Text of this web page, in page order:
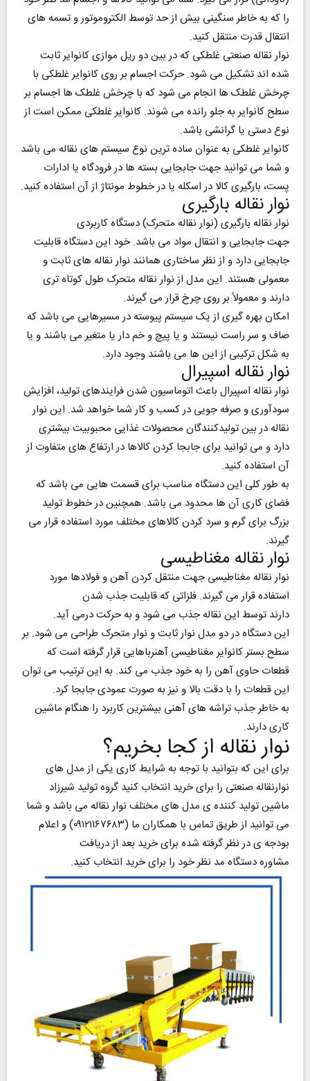
را که به خاطر سنگینی بیش از حد توسط الکتروموتور و تسمه های
انتقال قدرت منتقل کنید.
نوار نقاله صنعتی غلطکی که در بین دو ریل موازی کانوایر ثابت
شده اند تشکیل می شود. حرکت اجسام بر روی کانوایر غلطکی با
چرخش غلطک ها انجام می شود که با چرخش غلطک ها اجسام بر
سطح کانوایر به جلو رانده می‌ شوند. کانوایر غلطکی ممکن است از
نوع دستی یا گرانشی باشد.
کانوایر غلطکی به عنوان ساده ترین نوع سیستم های نقاله می باشد
و شما می توانید جهت جابجایی بسته ها در فرودگاه یا ادارات
پست، بارگیری کالا در اسکله یا در خطوط مونتاژ از آن استفاده کنید.
نوار نقاله بارگیری
نوار نقاله بارگیری (نوار نقاله متحرک) دستگاه کاربردی
جهت جابجایی و انتقال مواد می باشد. خود این دستگاه قابلیت
جابجایی دارد و از نظر ساختاری همانند نوار نقاله های ثابت و
معمولی هستند. این مدل از نوار نقاله متحرک طول کوتاه تری
دارند و معمولاً بر روی چرخ قرار می گیرند.
امکان بهره گیری از یک سیستم پیوسته در مسیرهایی می باشد که
صاف و سر راست نیستند و یا پیچ و خم دار یا متغیر می باشند و یا
به شکل ترکیبی از این ها می باشند وجود دارد.
نوار نقاله اسپیرال
نوار نقاله اسپیرال باعث اتوماسیون شدن فرایندهای تولید، افزایش
سودآوری و صرفه جویی در کسب و کار شما خواهد شد. این نوار
نقاله در بین تولیدکنندگان محصولات غذایی محبوبیت بیشتری
دارد و می توانید برای جابجا کردن کالاها در ارتفاع های متفاوت از
آن استفاده کنید.
به طور کلی این دستگاه مناسب برای قسمت هایی می باشد که
فضای کاری آن ها محدود می باشد. همچنین در خطوط تولید
بزرگ برای گرم و سرد کردن کالاهای مختلف مورد استفاده قرار می
گیرند.
نوار نقاله مغناطیسی
نوار نقاله مغناطیسی جهت منتقل کردن آهن و فولادها مورد
استفاده قرار می گیرند. فلزاتی که قابلیت جذب شدن
دارند توسط این نقاله جذب می شود و به حرکت درمی‌ آید.
این دستگاه در دو مدل نوار ثابت و نوار متحرک طراحی می شود. بر
سطح بستر کانوایر مغناطیسی آهنرباهایی قرار گرفته است که
قطعات حاوی آهن را به خود جذب می کند. به این ترتیب می‌ توان
این قطعات را با دقت بالا و نیز به صورت عمودی جابجا کرد.
به خاطر جذب تراشه‌ های آهنی بیشترین کاربرد را هنگام ماشین
کاری دارند.
نوار نقاله از کجا بخریم؟
برای این که بتوانید با توجه به شرایط کاری یکی از مدل های
نوارنقاله صنعتی را برای خرید انتخاب کنید گروه تولید شیرزاد
ماشین تولید کننده ی مدل های مختلف نوار نقاله می باشد و شما
می توانید از طریق تماس با همکاران ما (۰۹۱۲۱۱۶۷۶۸۳) و اعلام
بودجه ی در نظر گرفته شده برای خرید بعد از دریافت
مشاوره دستگاه مد نظر خود را برای خرید انتخاب کنید.